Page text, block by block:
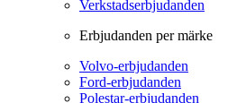
Verkstadserbjudanden
Erbjudanden per märke
Volvo-erbjudanden
Ford-erbjudanden
Polestar-erbjudanden